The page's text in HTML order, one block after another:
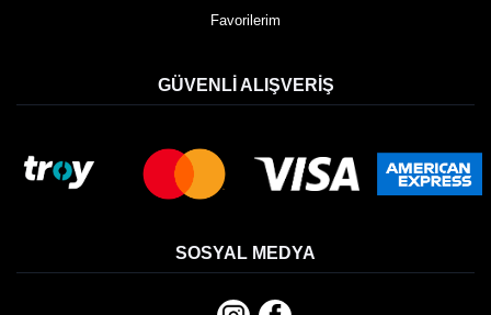
Favorilerim
GÜVENLI ALIŞVERIŞ
SOSYAL MEDYA